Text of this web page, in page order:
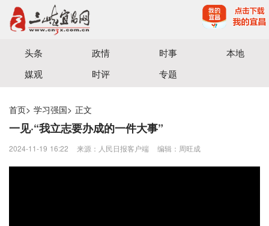
宜昌三峡融媒体中心主办
头条 政情 时事
本地
媒观
时评 专题
首页> 学习强国> 正文
一见·“我立志要办成的一件大事”
2024-11-19 16:22 来源：人民日报客户端 编辑：周旺成